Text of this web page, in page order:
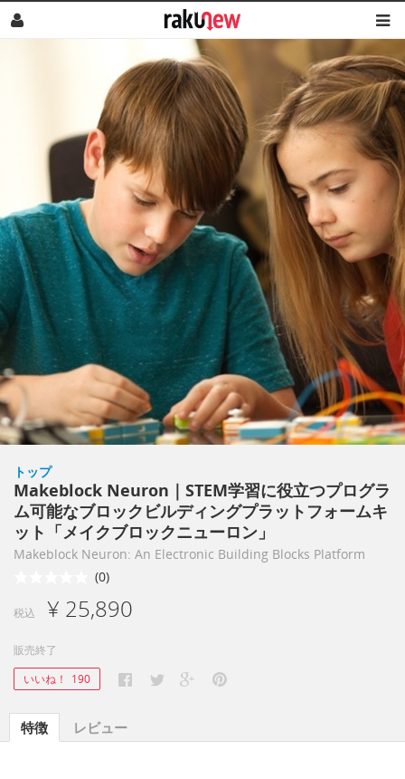
トップ
Makeblock Neuron｜STEM学習に役立つプログラ
ム可能なブロックビルディングプラットフォームキ
ット「メイクブロックニューロン」
Makeblock Neuron: An Electronic Building Blocks Platform
(0)
税込 ¥ 25,890
販売終了
いいね！
190
特徴 レビュー